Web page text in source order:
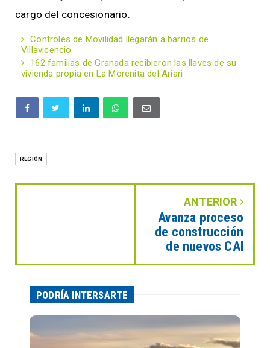
cargo del concesionario.
Controles de Movilidad llegarán a barrios de
Villavicencio
162 familias de Granada recibieron las llaves de su
vivienda propia en La Morenita del Ariari
REGIÓN
ANTERIOR
Avanza proceso
de construcción
de nuevos CAI
PODRÍA INTERSARTE